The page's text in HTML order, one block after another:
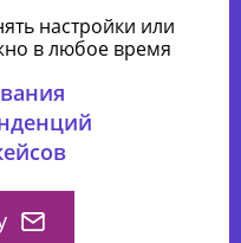
настройки или
в любое время